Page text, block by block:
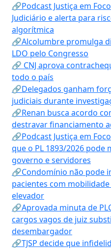
🔗Podcast Justiça em
Judiciário e alerta para
algorítmica
🔗Alcolumbre promulga
LDO pelo Congresso
🔗 CNJ aprova
todo o país
🔗Delegados ganham
judiciais durante
🔗Renan busca acordo
destravar financiamento
🔗Podcast Justiça em
que o PL 1893/2026 pode
governo e servidores
🔗Condomínio não pode
pacientes com
elevador
🔗Aprovada minuta de
cargos vagos de juiz
desembargador
🔗TJSP decide que